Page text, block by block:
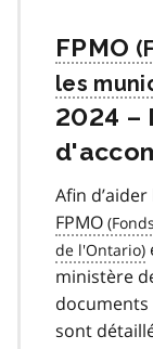
FPMO
2024 –
Afin
FPMO
ministère
documents
sont